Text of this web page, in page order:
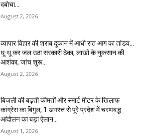
दबोचा…
August 2, 2026
व्यापार विहार की शराब दुकान में आधी रात आग का तांडव…
धू-धू कर जल उठा सरकारी ठेका, लाखों के नुकसान की
आशंका, जांच शुरू…
August 2, 2026
बिजली की बढ़ती कीमतों और स्मार्ट मीटर के खिलाफ
कांग्रेस का बिगुल, 1 अगस्त से पूरे प्रदेश में चरणबद्ध
आंदोलन का बड़ा ऐलान…
August 1, 2026